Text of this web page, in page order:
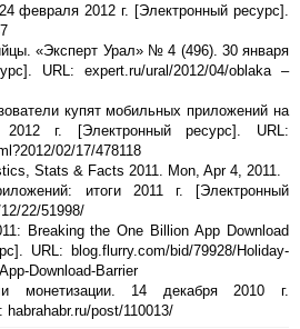
февраля 2012 г. [Электронный ресурс].
«Эксперт Урал» № 4 (496). 30 января
URL: expert.ru/ural/2012/04/oblaka –
купят мобильных приложений на
г. [Электронный ресурс]. URL:
02/17/478118
Stats & Facts 2011. Mon, Apr 4, 2011.
итоги 2011 г. [Электронный
22/51998/
Breaking the One Billion App Download
URL: blog.flurry.com/bid/79928/Holiday-
Download-Barrier
монетизации. 14 декабря 2010 г.
post/110013/